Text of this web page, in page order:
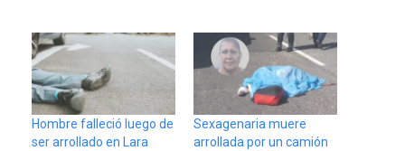
Hombre falleció luego de
ser arrollado en Lara
Sexagenaria muere
arrollada por un camión